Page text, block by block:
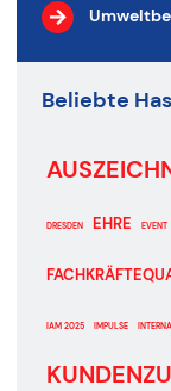
Beliebte
DRESDEN EHRE EVENT
IAM 2025 IMPULSE